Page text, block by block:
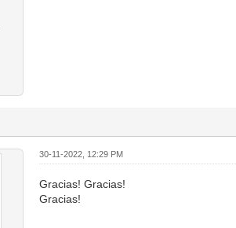
30-11-2022, 12:29 PM
Gracias! Gracias!
Gracias!